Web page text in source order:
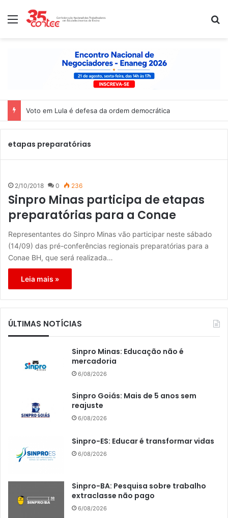
Menu
Voto em Lula é defesa da ordem democrática
etapas preparatórias
2/10/2018 0 236
Sinpro Minas participa de etapas
preparatórias para a Conae
Representantes do Sinpro Minas vão participar neste sábado
(14/09) das pré-conferências regionais preparatórias para a
Conae BH, que será realizada…
Leia mais »
ÚLTIMAS NOTÍCIAS
Sinpro Minas: Educação não é
mercadoria
6/08/2026
Sinpro Goiás: Mais de 5 anos sem
reajuste
6/08/2026
Sinpro-ES: Educar é transformar vidas
6/08/2026
Sinpro-BA: Pesquisa sobre trabalho
extraclasse não pago
6/08/2026